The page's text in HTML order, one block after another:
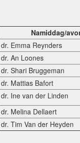
Namiddag/
dr. Emma Reynders
dr. An Loones
dr. Shari Bruggeman
dr. Mattias Bafort
dr. Ine van der Linden
dr. Melina Dellaert
dr. Tim Van der Heyden